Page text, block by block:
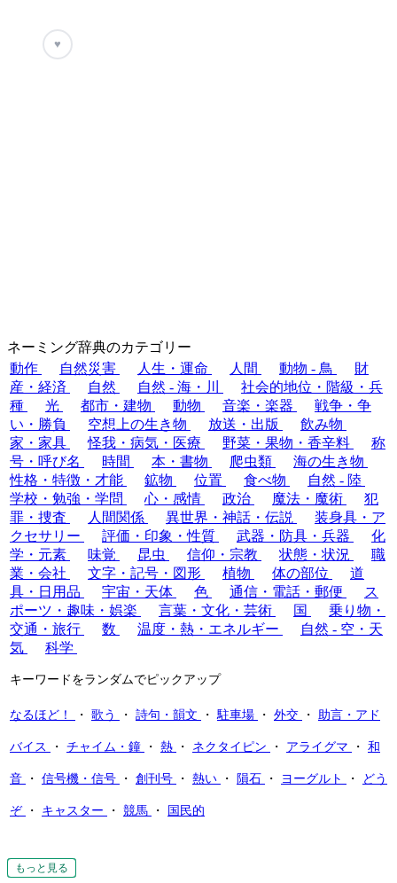
もっと見る
もっと見る
もっと見る
もっと見る
もっと見る
もっと見る
もっと見る
もっと見る
もっと見る
♥
ネーミング辞典のカテゴリー
動作
自然災害 人生・運命 人間 動物 - 鳥
財
産・経済
自然 自然 - 海・川
社会的地位・階級・兵
種
光 都市・建物 動物 音楽・楽器
戦争・争
い・勝負
空想上の生き物 放送・出版
飲み物
家・家具
怪我・病気・医療 野菜・果物・香辛料
称
号・呼び名
時間 本・書物 爬虫類
海の生き物
性格・特徴・才能
鉱物 位置 食べ物
自然 - 陸
学校・勉強・学問
心・感情 政治 魔法・魔術
犯
罪・捜査
人間関係 異世界・神話・伝説
装身具・ア
クセサリー
評価・印象・性質 武器・防具・兵器
化
学・元素
味覚 昆虫 信仰・宗教 状態・状況
職
業・会社
文字・記号・図形 植物 体の部位
道
具・日用品
宇宙・天体 色 通信・電話・郵便
ス
ポーツ・趣味・娯楽
言葉・文化・芸術 国
乗り物・
交通・旅行
数 温度・熱・エネルギー
自然 - 空・天
気
科学
キーワードをランダムでピックアップ
なるほど！ ・ 歌う ・ 詩句・韻文 ・ 駐車場 ・ 外交 ・ 助言・アド
バイス ・ チャイム・鐘 ・ 熱 ・ ネクタイピン ・ アライグマ ・ 和
音 ・ 信号機・信号 ・ 創刊号 ・ 熱い ・ 隕石 ・ ヨーグルト ・ どう
ぞ ・ キャスター ・ 競馬 ・ 国民的